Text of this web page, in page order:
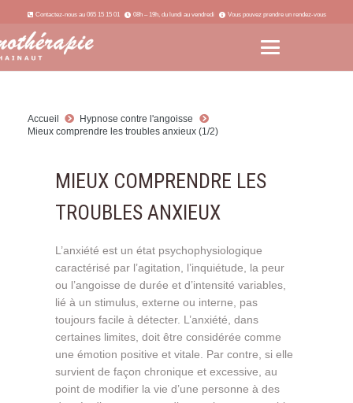
Contactez-nous au 065 15 15 01 08h – 19h, du lundi au vendredi Vous pouvez prendre un rendez-vous
Accueil
Hypnose contre l'angoisse
Mieux comprendre les troubles anxieux (1/2)
MIEUX COMPRENDRE LES
TROUBLES ANXIEUX
L’anxiété est un état psychophysiologique
caractérisé par l’agitation, l’inquiétude, la peur
ou l’angoisse de durée et d’intensité variables,
lié à un stimulus, externe ou interne, pas
toujours facile à détecter. L’anxiété, dans
certaines limites, doit être considérée comme
une émotion positive et vitale. Par contre, si elle
survient de façon chronique et excessive, au
point de modifier la vie d’une personne à des